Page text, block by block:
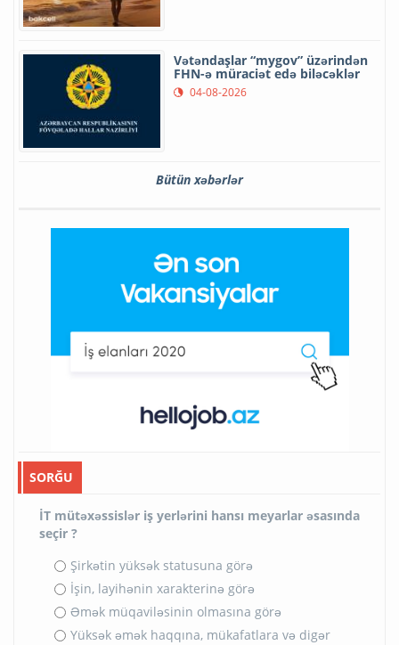
Vətəndaşlar “mygov” üzərindən
FHN-ə müraciət edə biləcəklər
04-08-2026
Bütün xəbərlər
SORĞU
İT mütəxəssislər iş yerlərini hansı meyarlar əsasında
seçir ?
Şirkətin yüksək statusuna görə
İşin, layihənin xarakterinə görə
Əmək müqaviləsinin olmasına görə
Yüksək əmək haqqına, mükafatlara və digər